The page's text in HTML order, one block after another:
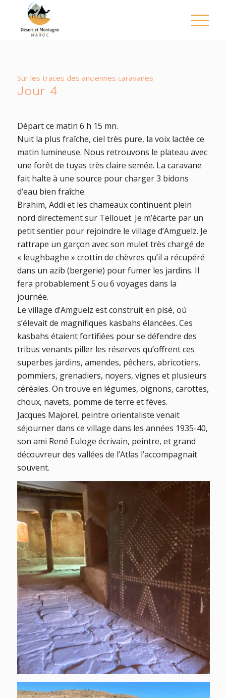
Sur les traces des anciennes caravanes
Jour 4
Départ ce matin 6 h 15 mn.
Nuit la plus fraîche, ciel très pure, la voix lactée ce
matin lumineuse. Nous retrouvons le plateau avec
une forêt de tuyas très claire semée. La caravane
fait halte à une source pour charger 3 bidons
d’eau bien fraîche.
Brahim, Addi et les chameaux continuent plein
nord directement sur Tellouet. Je m’écarte par un
petit sentier pour rejoindre le village d’Amguelz. Je
rattrape un garçon avec son mulet très chargé de
« leughbaghe » crottin de chèvres qu’il a récupéré
dans un azib (bergerie) pour fumer les jardins. Il
fera probablement 5 ou 6 voyages dans la
journée.
Le village d’Amguelz est construit en pisé, où
s’élevait de magnifiques kasbahs élancées. Ces
kasbahs étaient fortifiées pour se défendre des
tribus venants piller les réserves qu’offrent ces
superbes jardins, amendes, pêchers, abricotiers,
pommiers, grenadiers, noyers, vignes et plusieurs
céréales. On trouve en légumes, oignons, carottes,
choux, navets, pomme de terre et fèves.
Jacques Majorel, peintre orientaliste venait
séjourner dans ce village dans les années 1935-40,
son ami René Euloge écrivain, peintre, et grand
découvreur des vallées de l’Atlas l’accompagnait
souvent.